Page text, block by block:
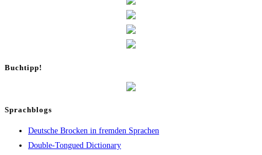
Buch­tipp!
Sprachblogs
Deutsche Brocken in fremden Sprachen
Double-Tongued Dictionary